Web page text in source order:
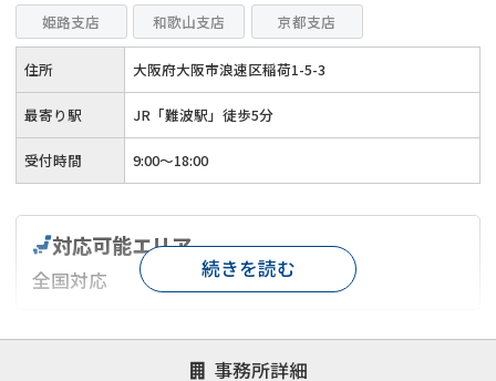
姫路支店
和歌山支店 京都支店
住所 大阪府大阪市浪速区稲荷1-5-3
最寄り駅 JR「難波駅」徒歩5分
受付時間 9:00～18:00
事務所詳細
対応可能エリア
全国対応
対応が親身 オンライン面談可能
レスポンスが早い
1億円以上の買取可
続きを読む